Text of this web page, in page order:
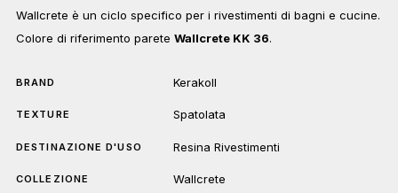
Wallcrete è un ciclo specifico per i rivestimenti di bagni e cucine.
Colore di riferimento parete Wallcrete KK 36.
BRAND Kerakoll
TEXTURE Spatolata
DESTINAZIONE D'USO Resina Rivestimenti
COLLEZIONE Wallcrete